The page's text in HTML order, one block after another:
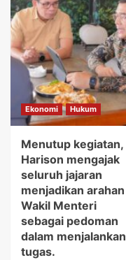
Ekonomi Hukum
Menutup kegiatan,
Harison mengajak
seluruh jajaran
menjadikan arahan
Wakil Menteri
sebagai pedoman
dalam menjalankan
tugas.